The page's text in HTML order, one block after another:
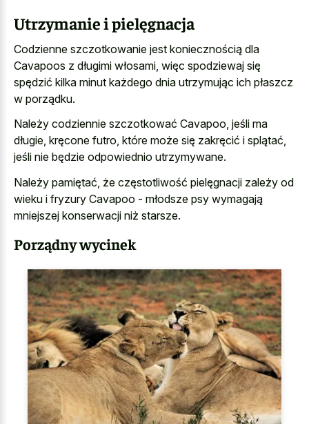
Utrzymanie i pielęgnacja
Codzienne szczotkowanie jest koniecznością dla
Cavapoos z długimi włosami, więc spodziewaj się
spędzić kilka minut każdego dnia utrzymując ich płaszcz
w porządku.
Należy codziennie szczotkować Cavapoo, jeśli ma
długie, kręcone futro, które może się zakręcić i splątać,
jeśli nie będzie odpowiednio utrzymywane.
Należy pamiętać, że częstotliwość pielęgnacji zależy od
wieku i fryzury Cavapoo - młodsze psy wymagają
mniejszej konserwacji niż starsze.
Porządny wycinek